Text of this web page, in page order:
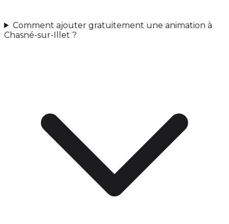
Comment ajouter gratuitement une animation à
Chasné-sur-Illet ?